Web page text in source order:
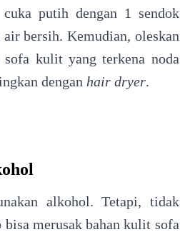
putih dengan 1 sendok
bersih. Kemudian, oleskan
sofa kulit yang terkena noda
dengan hair dryer.
alkohol. Tetapi, tidak
merusak bahan kulit sofa